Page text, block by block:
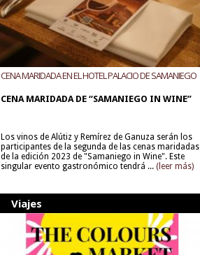
CENA MARIDADA EN EL HOTEL PALACIO DE SAMANIEGO
CENA MARIDADA DE “SAMANIEGO IN WINE”
Los vinos de Alútiz y Remírez de Ganuza serán los
participantes de la segunda de las cenas maridadas
de la edición 2023 de "Samaniego in Wine". Este
singular evento gastronómico tendrá ... (leer más)
Viajes